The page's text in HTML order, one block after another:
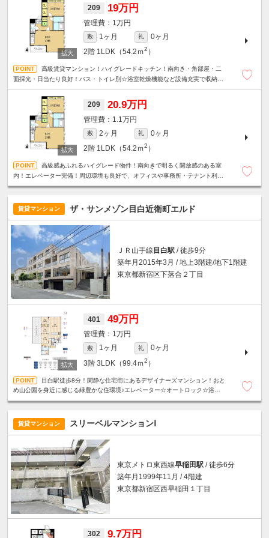
209 19万円
1万円
敷 1ヶ月 礼
0ヶ月
2階 1LDK（54.2ｍ2 ）
高級賃貸マンション！ハイグレードキッチン！南向き・角部屋・二
面採光・日当たり良好！バス・トイレ別☆浴室乾燥機能など設備充実で収納力
209 20.9万円
1.1万円
敷 2ヶ月 礼
0ヶ月
2階 1LDK（54.2ｍ2 ）
高級感あふれるハイグレード物件！南向きで明るく開放感のある室
内！エレベーター完備！周辺環境も良好で、オフィスや事務所・テナント利
賃貸マンション ザ・サンメゾン目白近衛町エルド
ＪＲ山手線目白駅 / 徒歩9分
築年月2015年3月 / 地上3階建/地下1階建
東京都新宿区下落合２丁目
401 49万円
1万円
敷 1ヶ月 礼
0ヶ月
3階 3LDK（99.4ｍ2 ）
目白駅徒歩8分！閑静な住宅街にあるデザイナーズマンション！おと
め山公園を身近に感じる緑豊かな住環境♪エレベーター☆オートロック☆浴室乾
賃貸マンション スリーベルマンションⅠ
東京メトロ東西線早稲田駅 / 徒歩6分
築年月1999年11月 / 4階建
東京都新宿区西早稲田１丁目
302 9.7万円